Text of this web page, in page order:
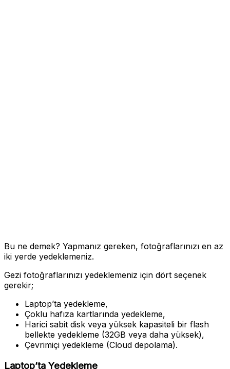
Bu ne demek? Yapmanız gereken, fotoğraflarınızı en az
iki yerde yedeklemeniz.
Gezi fotoğraflarınızı yedeklemeniz için dört seçenek
gerekir;
Laptop’ta yedekleme,
Çoklu hafıza kartlarında yedekleme,
Harici sabit disk veya yüksek kapasiteli bir flash
bellekte yedekleme (32GB veya daha yüksek),
Çevrimiçi yedekleme (Cloud depolama).
Laptop’ta Yedekleme